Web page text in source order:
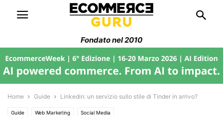
Fondato nel 2010
Home Guide Linkedin: un servizio sullo stile di Tinder in arrivo?
Guide Web Marketing Social Media